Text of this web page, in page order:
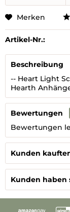
Merken
Artikel-Nr.:
Beschreibung
-- Heart Light
Hearth
Bewertungen
Bewertungen
Kunden
Kunden haben